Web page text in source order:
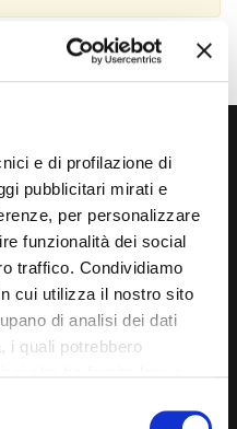
e di profilazione di
pubblicitari mirati e
per personalizzare
funzionalità dei social
traffico. Condividiamo
cui utilizza il nostro sito
di analisi dei dati
i quali potrebbero
l’accettazione
(CO) 22100